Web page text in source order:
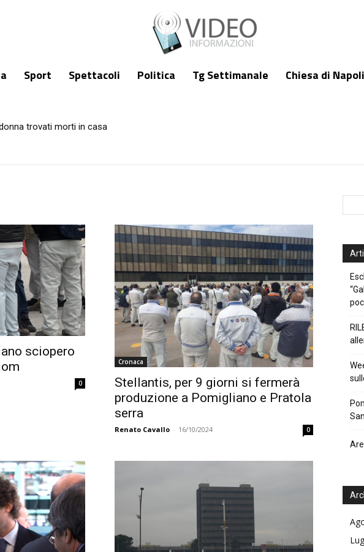
Sport Spettacoli Politica Tg Settimanale Chiesa di Napoli
trovati morti in casa
sciopero
0
Cronaca
Stellantis, per 9 giorni si fermerà
produzione a Pomigliano e Pratola
serra
Renato Cavallo - 16/10/2024 0